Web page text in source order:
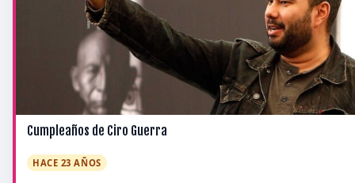
Cumpleaños de Ciro Guerra
HACE 23 AÑOS